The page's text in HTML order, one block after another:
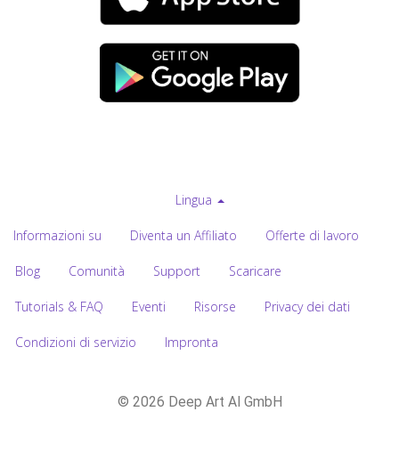
Lingua
Informazioni su Diventa un Affiliato Offerte di lavoro
Blog Comunità Support Scaricare
Tutorials & FAQ Eventi Risorse Privacy dei dati
Condizioni di servizio Impronta
© 2026 Deep Art AI GmbH